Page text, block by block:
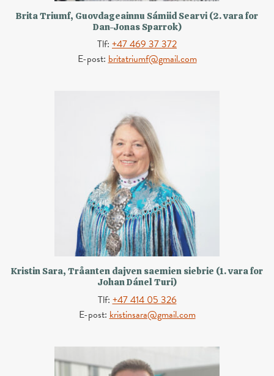
Brita Triumf, Guovdageainnu Sámiid Searvi (2. vara for
Dan-Jonas Sparrok)
Tlf: +47 469 37 372
E-post:britatriumf@gmail.com
Kristin Sara, Tråanten dajven saemien siebrie (1. vara for
Johan Dánel Turi)
Tlf: +47 414 05 326
E-post: kristinsara@gmail.com